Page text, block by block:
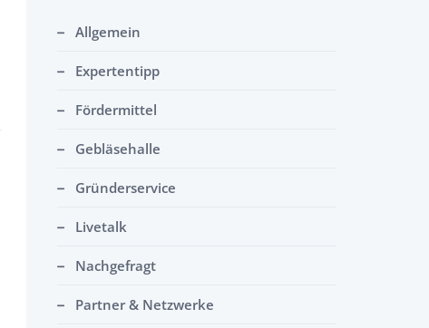
Allgemein
Expertentipp
Fördermittel
Gebläsehalle
Gründerservice
Livetalk
Nachgefragt
Partner & Netzwerke